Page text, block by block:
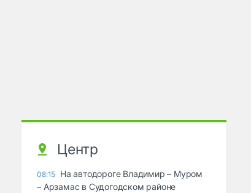
Центр
08:15 На автодороге Владимир – Муром
– Арзамас в Судогодском районе